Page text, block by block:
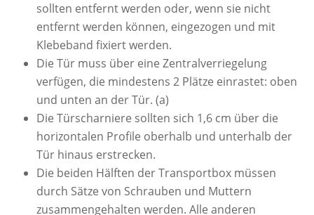
sollten entfernt werden oder, wenn sie nicht
entfernt werden können, eingezogen und mit
Klebeband fixiert werden.
Die Tür muss über eine Zentralverriegelung
verfügen, die mindestens 2 Plätze einrastet: oben
und unten an der Tür. (a)
Die Türscharniere sollten sich 1,6 cm über die
horizontalen Profile oberhalb und unterhalb der
Tür hinaus erstrecken.
Die beiden Hälften der Transportbox müssen
durch Sätze von Schrauben und Muttern
zusammengehalten werden. Alle anderen